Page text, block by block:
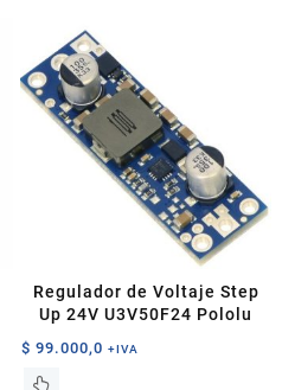
Regulador de Voltaje Step
Up 24V U3V50F24 Pololu
$ 99.000,0 +IVA